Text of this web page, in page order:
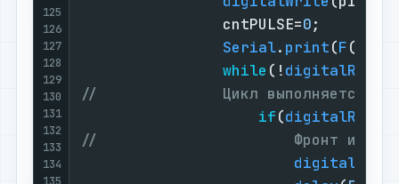
125
126
127
128
129
130
131
132
133
134
135
                cntPULSE=
0
Serial. print(F(
while (!digitalRead
//              Цикл выполняется
if(digitalRead
//                      Фронт